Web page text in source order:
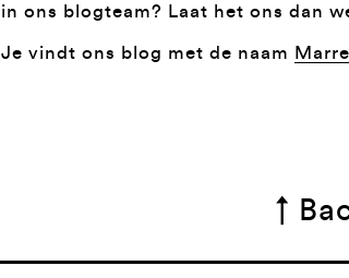
in ons blogteam? Laat het ons dan
Je vindt ons blog met de naam
↑